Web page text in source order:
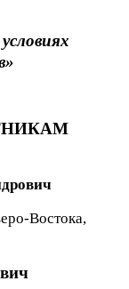
»
Востока,